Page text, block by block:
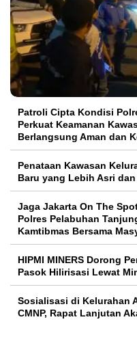
Patroli Cipta Kondisi
Perkuat Keamanan
Berlangsung Aman dan
Penataan Kawasan
Baru yang Lebih Asri
Jaga Jakarta On The
Polres Pelabuhan
Kamtibmas Bersama
HIPMI MINERS Dorong
Pasok Hilirisasi Lewat
Sosialisasi di Kelurahan
CMNP, Rapat Lanjutan